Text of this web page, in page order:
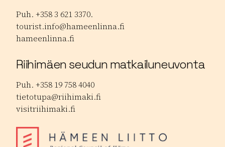
Puh. +358 3 621 3370.
tourist.info@hameenlinna.fi
hameenlinna.fi
Riihimäen seudun matkailuneuvonta
Puh. +358 19 758 4040
tietotupa@riihimaki.fi
visitriihimaki.fi